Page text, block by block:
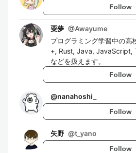
Follow
粟夢 @Awayume
プログラミング学習中の高
+, Rust, Java, JavaScript,
などを扱えます。
Follow
@nanahoshi_
Follow
矢野 @t_yano
Follow